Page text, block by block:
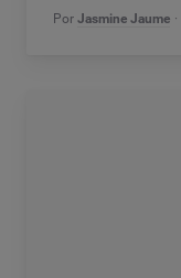
Por Jasmine Jaume